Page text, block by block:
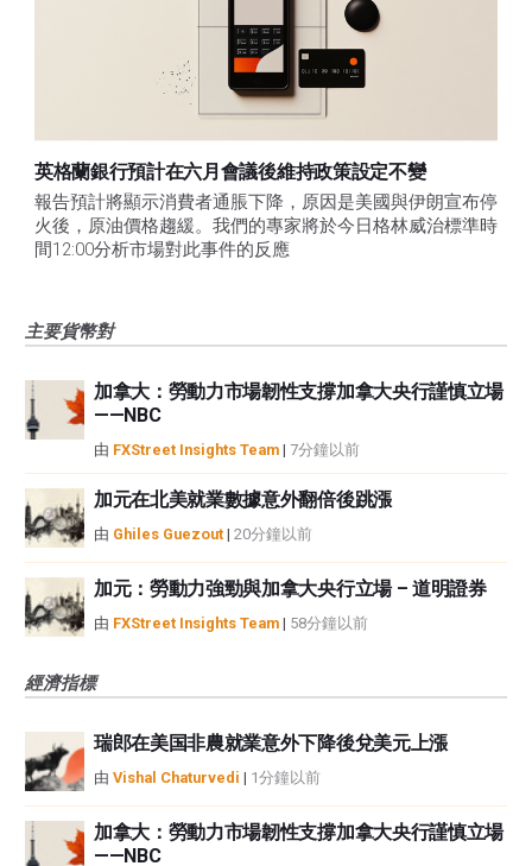
英格蘭銀行預計在六月會議後維持政策設定不變
報告預計將顯示消費者通脹下降，原因是美國與伊朗宣布停
火後，原油價格趨緩。我們的專家將於今日格林威治標準時
間12:00分析市場對此事件的反應
主要貨幣對
加拿大：勞動力市場韌性支撐加拿大央行謹慎立場
——NBC
由 FXStreet Insights Team | 7分鐘以前
加元在北美就業數據意外翻倍後跳漲
由 Ghiles Guezout | 20分鐘以前
加元：勞動力強勁與加拿大央行立場 – 道明證券
由 FXStreet Insights Team | 58分鐘以前
經濟指標
瑞郎在美国非農就業意外下降後兌美元上漲
由 Vishal Chaturvedi | 1分鐘以前
加拿大：勞動力市場韌性支撐加拿大央行謹慎立場
——NBC